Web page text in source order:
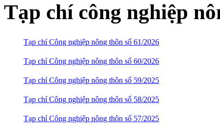
Tạp chí công nghiệp
Tạp chí Công nghiệp nông thôn số 61/2026
Tạp chí Công nghiệp nông thôn số 60/2026
Tạp chí Công nghiệp nông thôn số 59/2025
Tạp chí Công nghiệp nông thôn số 58/2025
Tạp chí Công nghiệp nông thôn số 57/2025